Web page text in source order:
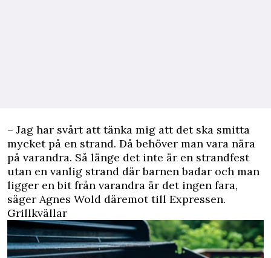
– Jag har svårt att tänka mig att det ska smitta
mycket på en strand. Då behöver man vara nära
på varandra. Så länge det inte är en strandfest
utan en vanlig strand där barnen badar och man
ligger en bit från varandra är det ingen fara,
säger Agnes Wold däremot till Expressen.
Grillkvällar